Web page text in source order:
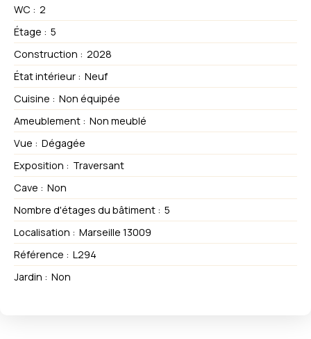
WC : 2
Étage : 5
Construction : 2028
État intérieur : Neuf
Cuisine : Non équipée
Ameublement : Non meublé
Vue : Dégagée
Exposition : Traversant
Cave : Non
Nombre d'étages du bâtiment : 5
Localisation : Marseille 13009
Référence : L294
Jardin : Non